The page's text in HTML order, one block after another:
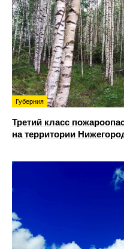
Губерния
Третий класс
на территории